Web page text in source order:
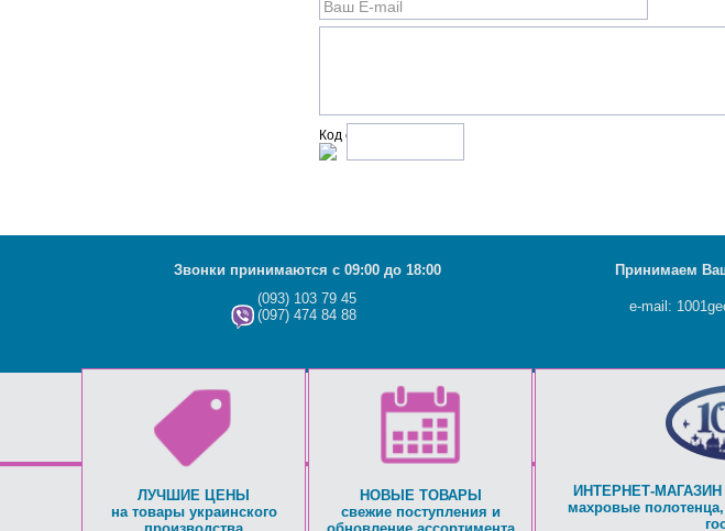
Код с рисунка:
Звонки принимаются с 09:00 до 18:00 Принимаем
(093) 103 79 45
(097) 474 84 88
e-mail:
ЛУЧШИЕ ЦЕНЫ
на товары украинского
НОВЫЕ ТОВАРЫ
свежие поступления и
ИНТЕРНЕТ-
махровые полотенца,